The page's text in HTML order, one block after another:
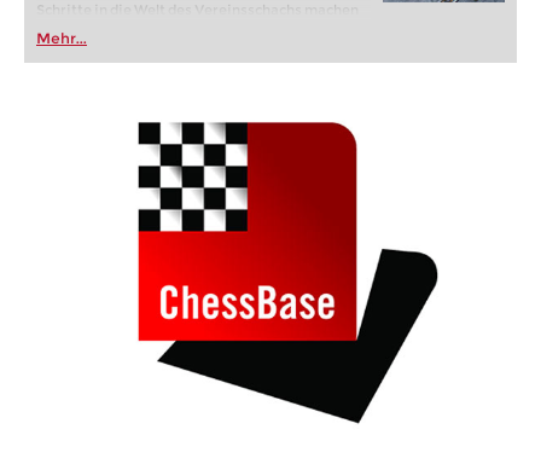
Schritte in die Welt des Vereinsschachs machen
oder bereits auf Turnierniveau spielen: Mit
FRITZ trainieren Sie effizienter, intelligenter und
individueller als je zuvor.
Mehr...